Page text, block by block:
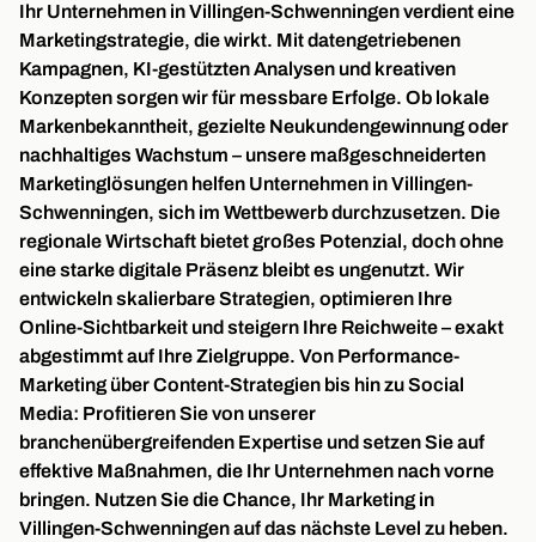
Ihr Unternehmen in Villingen-Schwenningen verdient eine
Marketingstrategie, die wirkt. Mit datengetriebenen
Kampagnen, KI-gestützten Analysen und kreativen
Konzepten sorgen wir für messbare Erfolge. Ob lokale
Markenbekanntheit, gezielte Neukundengewinnung oder
nachhaltiges Wachstum – unsere maßgeschneiderten
Marketinglösungen helfen Unternehmen in Villingen-
Schwenningen, sich im Wettbewerb durchzusetzen. Die
regionale Wirtschaft bietet großes Potenzial, doch ohne
eine starke digitale Präsenz bleibt es ungenutzt. Wir
entwickeln skalierbare Strategien, optimieren Ihre
Online-Sichtbarkeit und steigern Ihre Reichweite – exakt
abgestimmt auf Ihre Zielgruppe. Von Performance-
Marketing über Content-Strategien bis hin zu Social
Media: Profitieren Sie von unserer
branchenübergreifenden Expertise und setzen Sie auf
effektive Maßnahmen, die Ihr Unternehmen nach vorne
bringen. Nutzen Sie die Chance, Ihr Marketing in
Villingen-Schwenningen auf das nächste Level zu heben.